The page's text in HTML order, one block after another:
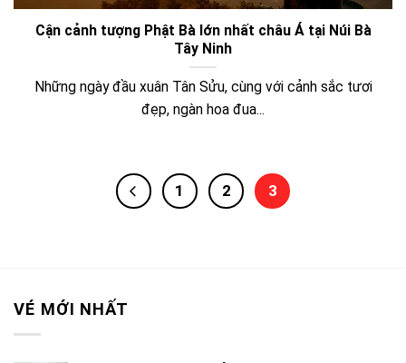
Cận cảnh tượng Phật Bà lớn nhất châu Á tại Núi Bà
Tây Ninh
Những ngày đầu xuân Tân Sửu, cùng với cảnh sắc tươi
đẹp, ngàn hoa đua...
1 2 3
VÉ MỚI NHẤT